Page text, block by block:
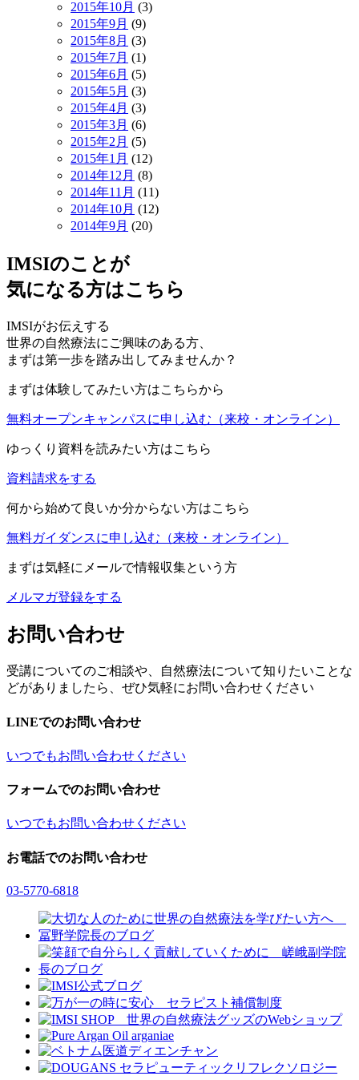
2015年10月 (3)
2015年9月 (9)
2015年8月 (3)
2015年7月 (1)
2015年6月 (5)
2015年5月 (3)
2015年4月 (3)
2015年3月 (6)
2015年2月 (5)
2015年1月 (12)
2014年12月 (8)
2014年11月 (11)
2014年10月 (12)
2014年9月 (20)
IMSIのことが
気になる方はこちら
IMSIがお伝えする
世界の自然療法にご興味のある方、
まずは第一歩を踏み出してみませんか？
まずは体験してみたい方はこちらから
無料オープンキャンパスに申し込む （来校・オンライン）
ゆっくり資料を読みたい方はこちら
資料請求をする
何から始めて良いか分からない方はこちら
無料ガイダンスに申し込む （来校・オンライン）
まずは気軽にメールで情報収集という方
メルマガ登録をする
お問い合わせ
受講についてのご相談や、自然療法について知りたいことな
どがありましたら、ぜひ気軽にお問い合わせください
LINEでのお問い合わせ
いつでもお問い合わせください
フォームでのお問い合わせ
いつでもお問い合わせください
お電話でのお問い合わせ
03-5770-6818